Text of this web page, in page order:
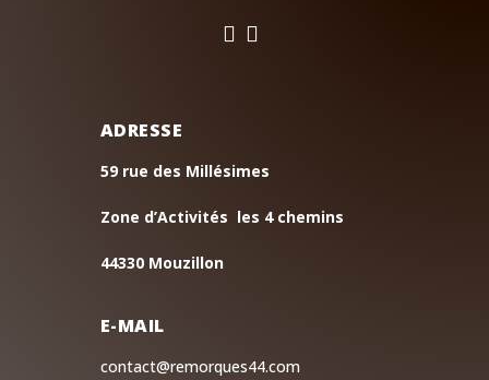
 
ADRESSE
59 rue des Millésimes
Zone d’Activités les 4 chemins
44330 Mouzillon
E-MAIL
contact@remorques44.com